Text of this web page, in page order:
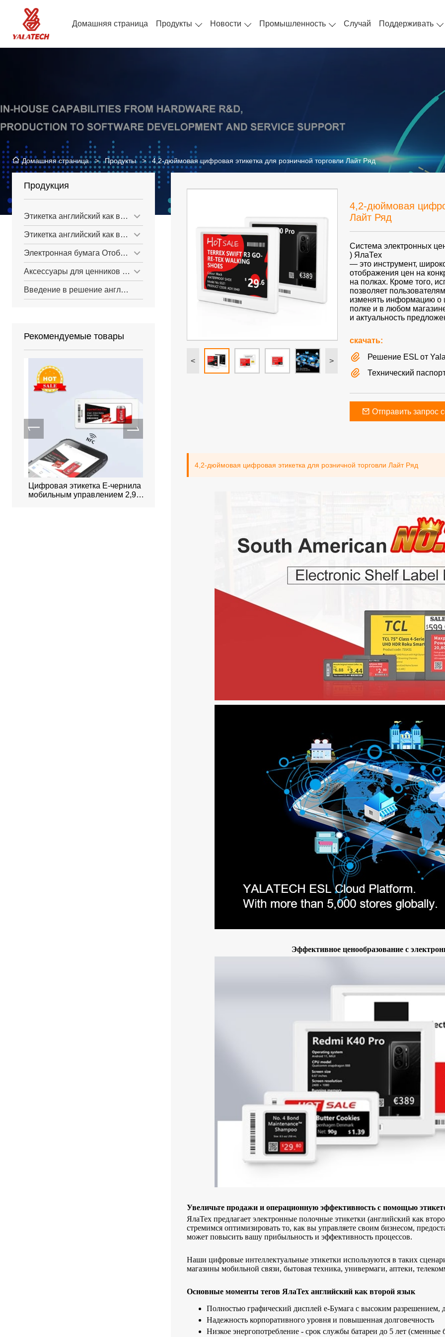
Домашняя страница Продукты Новости Промышленность Случай Поддерживать
Домашняя страница > Продукты > 4,2-дюймовая цифровая этикетка для розничной торговли Лайт Ряд
Продукция
Этикетка английский как второй язык для сетевых магазинов
Этикетка английский как второй язык для небольших магазинов
Электронная бумага Отображать Вывески
Аксессуары для ценников английский как второй язык
Введение в решение английский как второй язык
Рекомендуемые товары
Цифровая этикетка E-чернила с
мобильным управлением 2,9
< >
4,2-дюймовая
Лайт Ряд
Система электронных
) ЯлаТех
— это инструмент,
отображения цен на
на полках. Кроме того,
позволяет
изменять информацию о
полке и в любом
и актуальность
скачать:
Решение ESL от
Технический
Отправить запрос
4,2-дюймовая цифровая этикетка для розничной торговли Лайт Ряд
Эффективное ценообразование с
Увеличьте продажи и операционную эффективность с помощью
ЯлаТех предлагает электронные полочные этикетки (английский как
стремимся оптимизировать то, как вы управляете своим бизнесом,
может повысить вашу прибыльность и эффективность процессов.
Наши цифровые интеллектуальные этикетки используются в таких
магазины мобильной связи, бытовая техника, универмаги, аптеки,
Основные моменты тегов ЯлаТех английский как второй язык
Полностью графический дисплей e-Бумага с высоким разрешением,
Надежность корпоративного уровня и повышенная долговечность
Низкое энергопотребление - срок службы батареи до 5 лет (сменные